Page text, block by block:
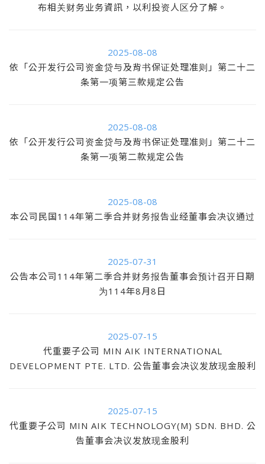
布相关财务业务資訊，以利投资人区分了解。
2025-08-08
依「公开发行公司资金贷与及背书保证处理准则」第二十二
条第一项第三款规定公告
2025-08-08
依「公开发行公司资金贷与及背书保证处理准则」第二十二
条第一项第二款规定公告
2025-08-08
本公司民国114年第二季合并财务报告业经董事会决议通过
2025-07-31
公告本公司114年第二季合并财务报告董事会预计召开日期
为114年8月8日
2025-07-15
代重要子公司 MIN AIK INTERNATIONAL
DEVELOPMENT PTE. LTD. 公告董事会决议发放现金股利
2025-07-15
代重要子公司 MIN AIK TECHNOLOGY(M) SDN. BHD. 公
告董事会决议发放现金股利